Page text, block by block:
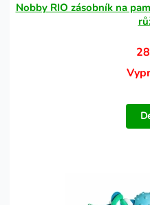
Nobby RIO zásobník na